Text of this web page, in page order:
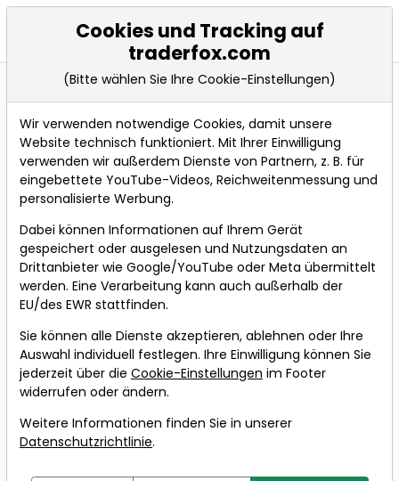
Events
Live teilnehmen an folgendem
Webinar
Bevorstehende Webinare
1000% erreicht:
Interview und Q&A
Jörg Meyer, Chef
des Live-Trading-
Rooms
Wann:09.06.2026 um 17:00
Cookies und Tracking auf
traderfox.com
(Bitte wählen Sie Ihre Cookie-Einstellungen)
Wir verwenden notwendige Cookies, damit unsere
Website technisch funktioniert. Mit Ihrer Einwilligung
verwenden wir außerdem Dienste von Partnern, z. B. für
eingebettete YouTube-Videos, Reichweitenmessung und
personalisierte Werbung.
Dabei können Informationen auf Ihrem Gerät
gespeichert oder ausgelesen und Nutzungsdaten an
Drittanbieter wie Google/YouTube oder Meta übermittelt
werden. Eine Verarbeitung kann auch außerhalb der
EU/des EWR stattfinden.
Sie können alle Dienste akzeptieren, ablehnen oder Ihre
Auswahl individuell festlegen. Ihre Einwilligung können Sie
jederzeit über die Cookie-Einstellungen im Footer
widerrufen oder ändern.
Weitere Informationen finden Sie in unserer
Datenschutzrichtlinie.